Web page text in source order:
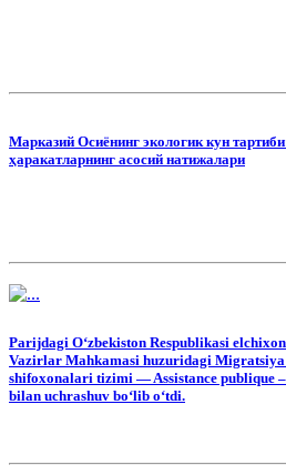
Марказий Осиёнинг экологик кун
ҳаракатларнинг асосий натижалари
Parijdagi Oʻzbekiston Respublikasi
Vazirlar Mahkamasi huzuridagi
shifoxonalari tizimi — Assistance publique
bilan uchrashuv boʻlib oʻtdi.